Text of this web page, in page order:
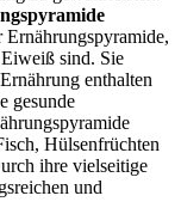
sind. Sie
enthalten
gesunde
Hülsenfrüchten
ihre vielseitige
und